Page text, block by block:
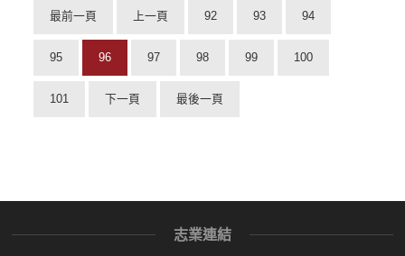
最前一頁 上一頁 92 93 94
95 96 97 98 99 100
101 下一頁 最後一頁
志業連結